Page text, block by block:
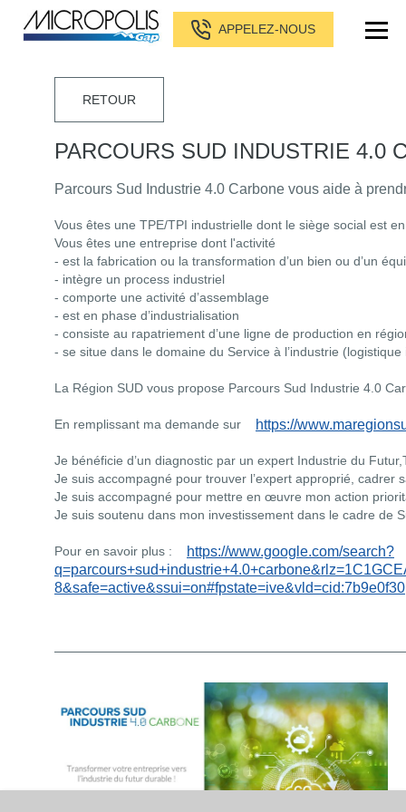
APPELEZ-NOUS
RETOUR
PARCOURS SUD INDUSTRIE 4.0
Parcours Sud Industrie 4.0 Carbone vous aide à
Vous êtes une TPE/TPI industrielle dont le siège social est
Vous êtes une entreprise dont l'activité
- est la fabrication ou la transformation d’un bien ou d’un
- intègre un process industriel
- comporte une activité d’assemblage
- est en phase d’industrialisation
- consiste au rapatriement d’une ligne de production en
- se situe dans le domaine du Service à l’industrie
La Région SUD vous propose Parcours Sud Industrie 4.0
En remplissant ma demande sur https://
Je bénéficie d’un diagnostic par un expert Industrie du
Je suis accompagné pour trouver l’expert approprié,
Je suis accompagné pour mettre en œuvre mon action
Je suis soutenu dans mon investissement dans le cadre de
Pour en savoir plus :
https://www.google.com/search?